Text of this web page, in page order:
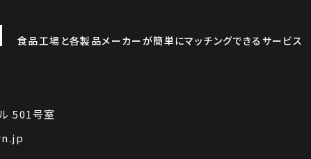
食品工場と各製品メーカーが簡単にマッチングできるサービス
501号室